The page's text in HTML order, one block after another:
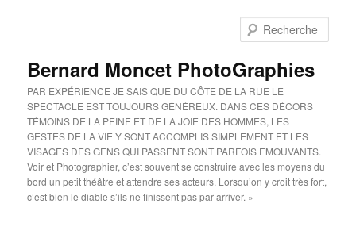
Bernard Moncet PhotoGraphies
PAR EXPÉRIENCE JE SAIS QUE DU CÔTE DE LA RUE LE
SPECTACLE EST TOUJOURS GÉNÉREUX. DANS CES DÉCORS
TÉMOINS DE LA PEINE ET DE LA JOIE DES HOMMES, LES
GESTES DE LA VIE Y SONT ACCOMPLIS SIMPLEMENT ET LES
VISAGES DES GENS QUI PASSENT SONT PARFOIS EMOUVANTS.
Voir et Photographier, c’est souvent se construire avec les moyens du
bord un petit théâtre et attendre ses acteurs. Lorsqu’on y croit très fort,
c’est bien le diable s’ils ne finissent pas par arriver. »